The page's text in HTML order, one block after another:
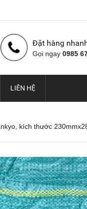
Đặt hàng
Gọi ngay 0985
LIÊN HỆ
kích thước